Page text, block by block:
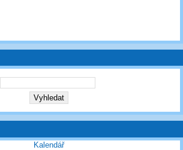
Kalendář